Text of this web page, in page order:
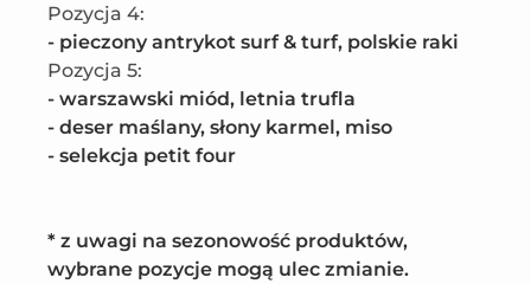
Pozycja 4:
- pieczony antrykot surf & turf, polskie raki
Pozycja 5:
- warszawski miód, letnia trufla
- deser maślany, słony karmel, miso
- selekcja petit four
* z uwagi na sezonowość produktów,
wybrane pozycje mogą ulec zmianie.